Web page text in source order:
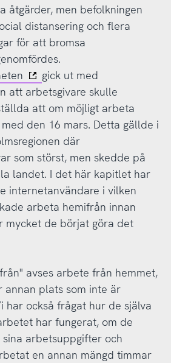
åtgärder, men befolkningen
distansering och flera
för att bromsa
gick ut med
att arbetsgivare skulle
att om möjligt arbeta
den 16 mars. Detta gällde i
där
som störst, men skedde på
landet. I det här kapitlet har
internetanvändare i vilken
arbeta hemifrån innan
mycket de börjat göra det
avses arbete från hemmet,
annan plats som inte är
har också frågat hur de själva
har fungerat, om de
arbetsuppgifter och
en annan mängd timmar